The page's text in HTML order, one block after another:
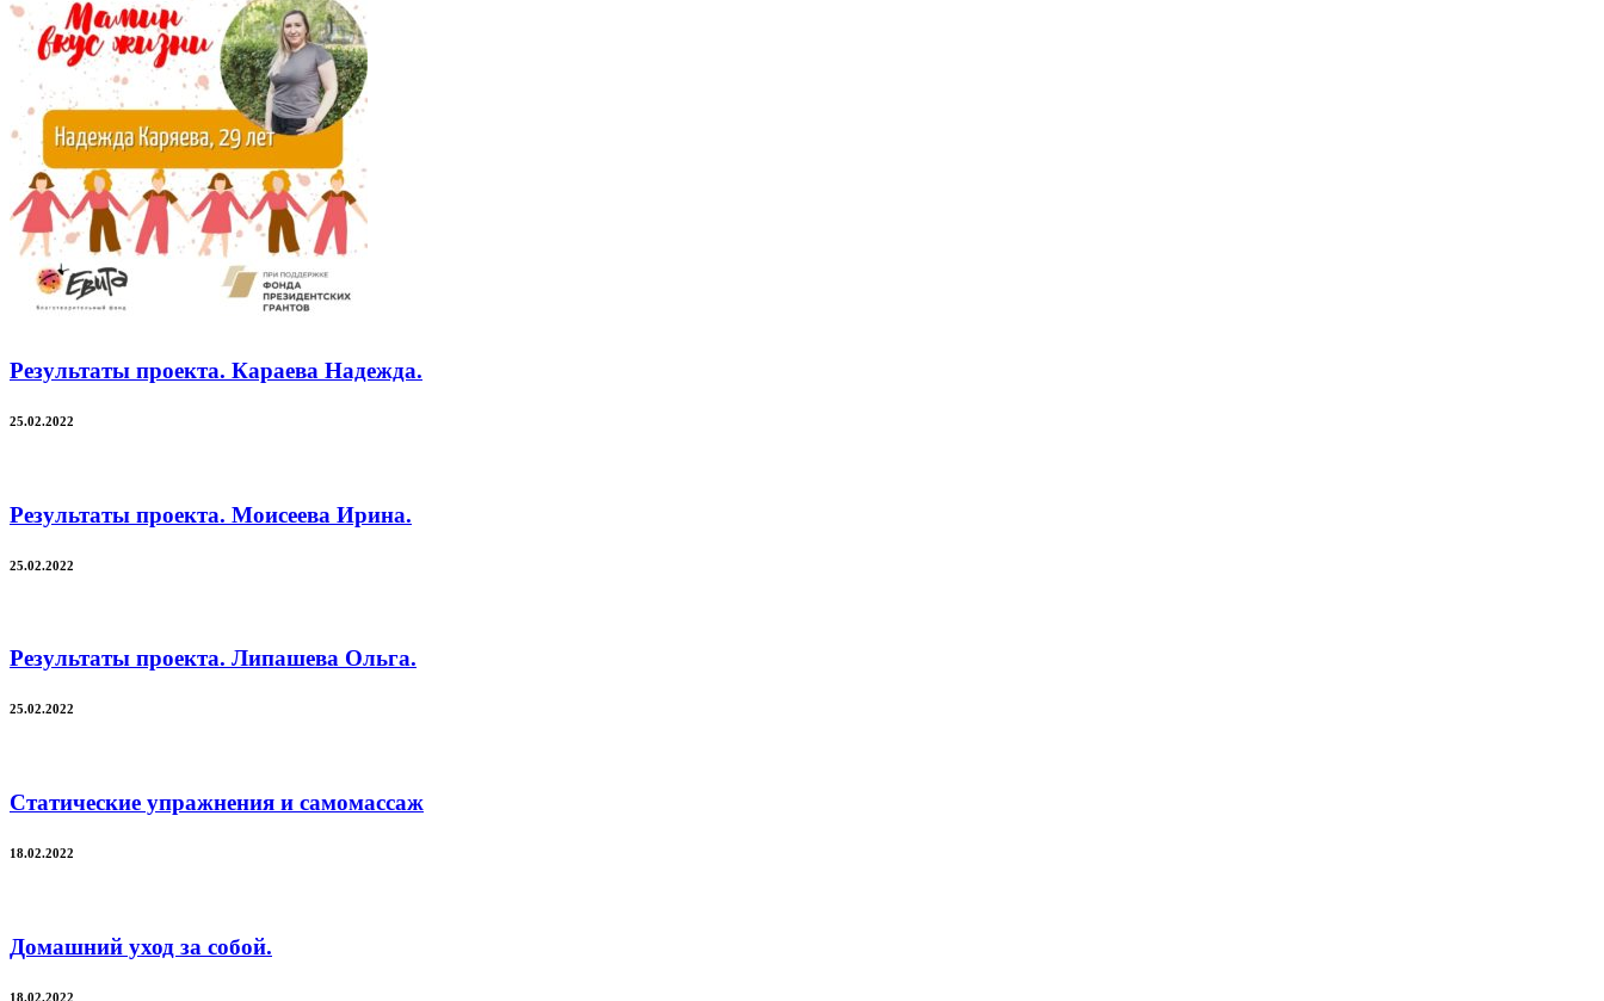
Результаты проекта. Караева Надежда.
25.02.2022
Результаты проекта. Моисеева Ирина.
25.02.2022
Результаты проекта. Липашева Ольга.
25.02.2022
Статические упражнения и самомассаж
18.02.2022
Домашний уход за собой.
18.02.2022